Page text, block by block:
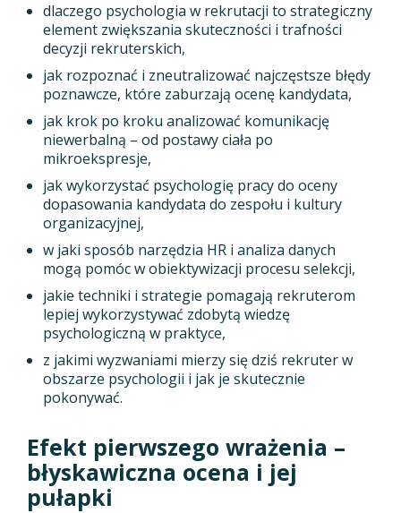
dlaczego psychologia w rekrutacji to strategiczny
element zwiększania skuteczności i trafności
decyzji rekruterskich,
jak rozpoznać i zneutralizować najczęstsze błędy
poznawcze, które zaburzają ocenę kandydata,
jak krok po kroku analizować komunikację
niewerbalną – od postawy ciała po
mikroekspresje,
jak wykorzystać psychologię pracy do oceny
dopasowania kandydata do zespołu i kultury
organizacyjnej,
w jaki sposób narzędzia HR i analiza danych
mogą pomóc w obiektywizacji procesu selekcji,
jakie techniki i strategie pomagają rekruterom
lepiej wykorzystywać zdobytą wiedzę
psychologiczną w praktyce,
z jakimi wyzwaniami mierzy się dziś rekruter w
obszarze psychologii i jak je skutecznie
pokonywać.
Efekt pierwszego wrażenia –
błyskawiczna ocena i jej
pułapki